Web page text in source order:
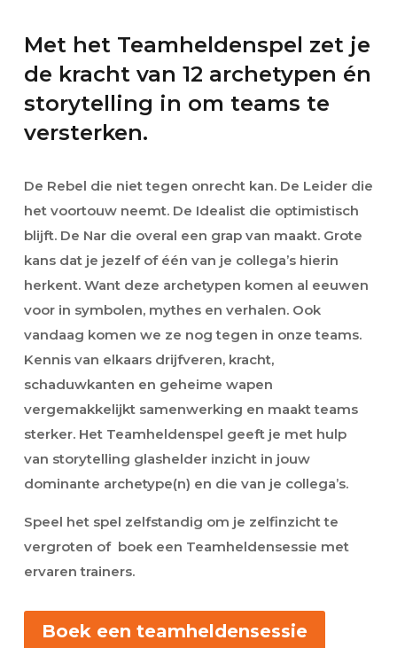
Met het Teamheldenspel zet je
de kracht van 12 archetypen én
storytelling in om teams te
versterken.
De Rebel die niet tegen onrecht kan. De Leider die
het voortouw neemt. De Idealist die optimistisch
blijft. De Nar die overal een grap van maakt. Grote
kans dat je jezelf of één van je collega’s hierin
herkent. Want deze archetypen komen al eeuwen
voor in symbolen, mythes en verhalen. Ook
vandaag komen we ze nog tegen in onze teams.
Kennis van elkaars drijfveren, kracht,
schaduwkanten en geheime wapen
vergemakkelijkt samenwerking en maakt teams
sterker. Het Teamheldenspel geeft je met hulp
van storytelling glashelder inzicht in jouw
dominante archetype(n) en die van je collega’s.
Speel het spel zelfstandig om je zelfinzicht te
vergroten of boek een Teamheldensessie met
ervaren trainers.
Boek een teamheldensessie